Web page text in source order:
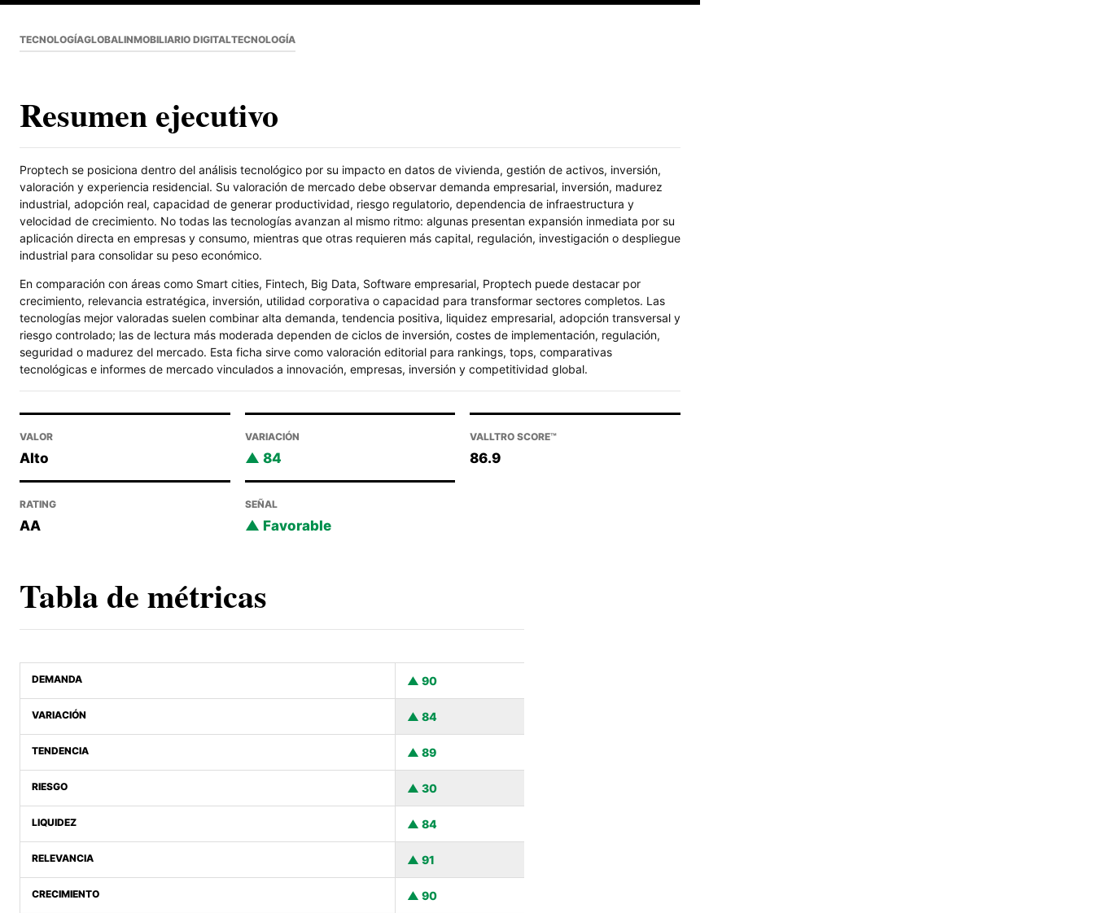
TECNOLOGÍAGLOBALINMOBILIARIO DIGITALTECNOLOGÍA
Resumen ejecutivo
Proptech se posiciona dentro del análisis tecnológico por su impacto en datos de vivienda, gestión de activos, inversión,
valoración y experiencia residencial. Su valoración de mercado debe observar demanda empresarial, inversión, madurez
industrial, adopción real, capacidad de generar productividad, riesgo regulatorio, dependencia de infraestructura y
velocidad de crecimiento. No todas las tecnologías avanzan al mismo ritmo: algunas presentan expansión inmediata por su
aplicación directa en empresas y consumo, mientras que otras requieren más capital, regulación, investigación o despliegue
industrial para consolidar su peso económico.
En comparación con áreas como Smart cities, Fintech, Big Data, Software empresarial, Proptech puede destacar por
crecimiento, relevancia estratégica, inversión, utilidad corporativa o capacidad para transformar sectores completos. Las
tecnologías mejor valoradas suelen combinar alta demanda, tendencia positiva, liquidez empresarial, adopción transversal y
riesgo controlado; las de lectura más moderada dependen de ciclos de inversión, costes de implementación, regulación,
seguridad o madurez del mercado. Esta ficha sirve como valoración editorial para rankings, tops, comparativas
tecnológicas e informes de mercado vinculados a innovación, empresas, inversión y competitividad global.
VALOR
Alto
VARIACIÓN
84
VALLTRO SCORE™
86.9
RATING
AA
SEÑAL
Favorable
Tabla de métricas
DEMANDA 90
VARIACIÓN 84
TENDENCIA 89
RIESGO 30
LIQUIDEZ 84
RELEVANCIA 91
CRECIMIENTO 90